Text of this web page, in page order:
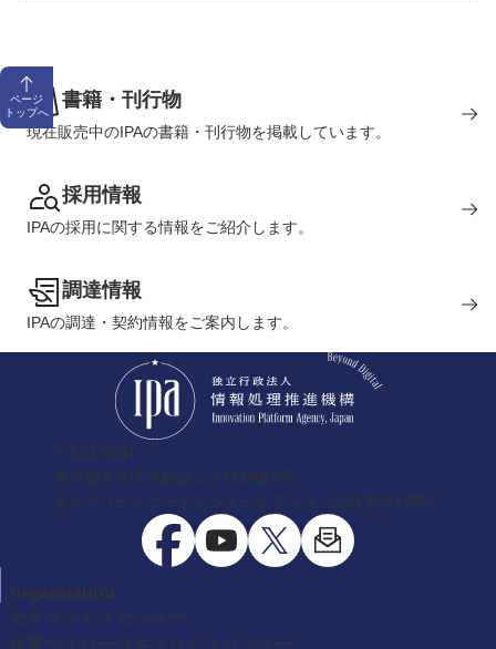
ページ
トップへ
書籍・刊行物
現在販売中のIPAの書籍・刊行物を掲載しています。
採用情報
IPAの採用に関する情報をご紹介します。
調達情報
IPAの調達・契約情報をご案内します。
〒113-6591
東京都文京区本駒込二丁目28番8号
文京グリーンコートセンターオフィス（総合受付13階）
organization
セキュリティセンター
産業サイバーセキュリティセンター